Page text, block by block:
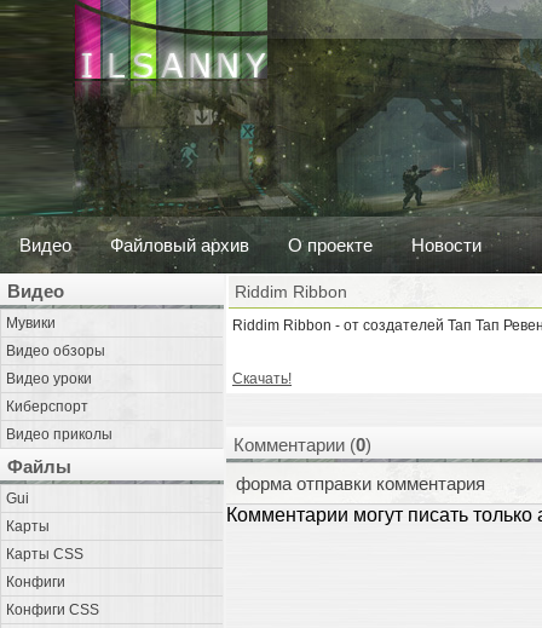
Видео Файловый архив О проекте Новости
Видео
Мувики
Видео обзоры
Видео уроки
Киберспорт
Видео приколы
Файлы
Gui
Карты
Карты CSS
Конфиги
Конфиги CSS
Riddim Ribbon
Riddim Ribbon - от создателей Тап Тап
Скачать!
Комментарии (0)
форма отправки комментария
Комментарии могут писать